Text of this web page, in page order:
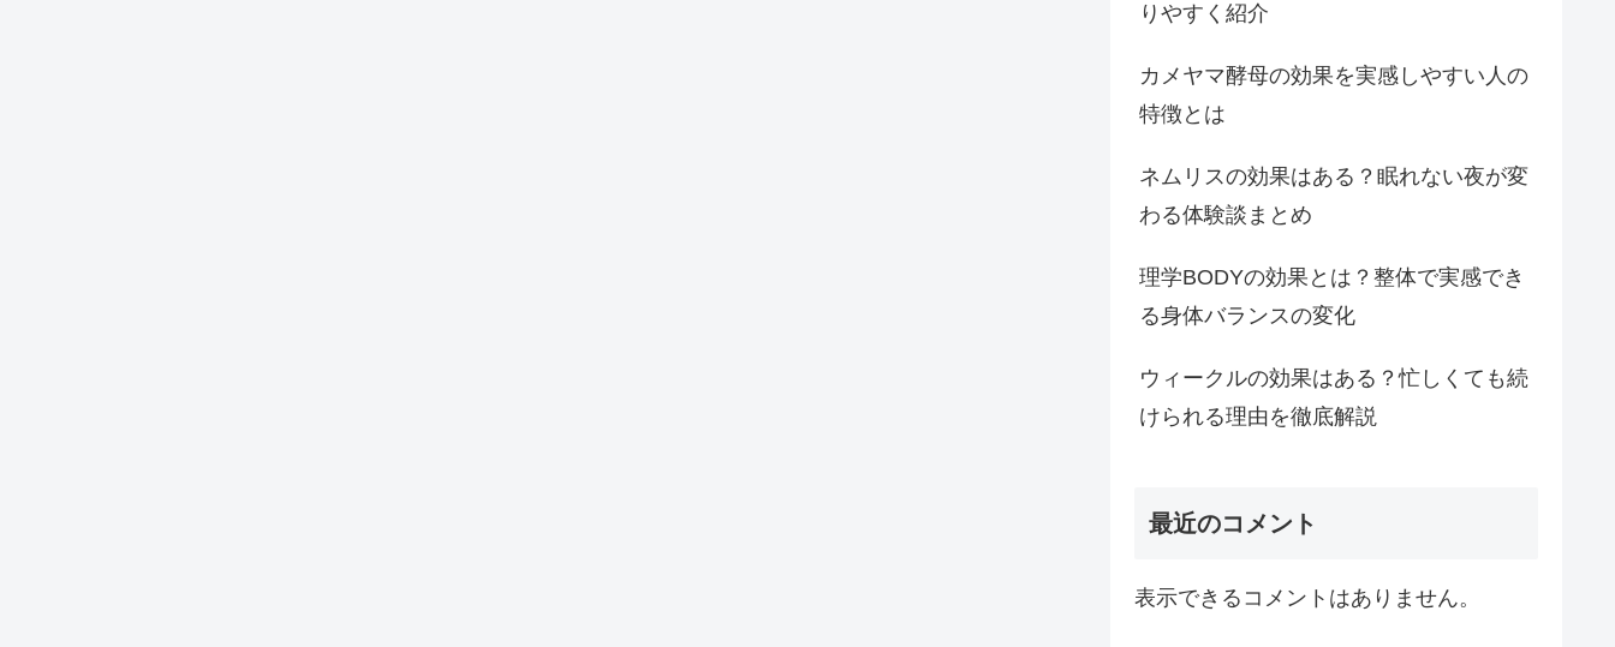
りやすく紹介
カメヤマ酵母の効果を実感しやすい人の
特徴とは
ネムリスの効果はある？眠れない夜が変
わる体験談まとめ
理学BODYの効果とは？整体で実感でき
る身体バランスの変化
ウィークルの効果はある？忙しくても続
けられる理由を徹底解説
最近のコメント
表示できるコメントはありません。